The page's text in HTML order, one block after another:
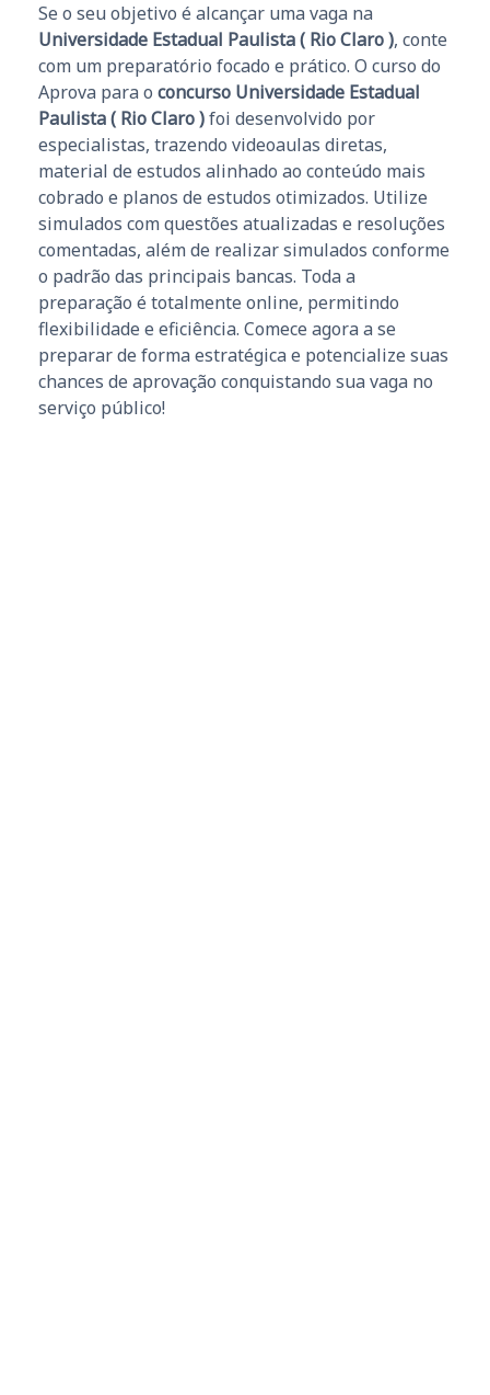
Se o seu objetivo é alcançar uma vaga na
Universidade Estadual Paulista ( Rio Claro ), conte
com um preparatório focado e prático. O curso do
Aprova para o concurso Universidade Estadual
Paulista ( Rio Claro )foi desenvolvido por
especialistas, trazendo videoaulas diretas,
material de estudos alinhado ao conteúdo mais
cobrado e planos de estudos otimizados. Utilize
simulados com questões atualizadas e resoluções
comentadas, além de realizar simulados conforme
o padrão das principais bancas. Toda a
preparação é totalmente online, permitindo
flexibilidade e eficiência. Comece agora a se
preparar de forma estratégica e potencialize suas
chances de aprovação conquistando sua vaga no
serviço público!